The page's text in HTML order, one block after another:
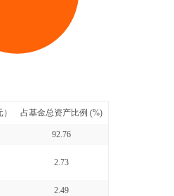
占基金总资产比例 (%)
92.76
2.73
2.49